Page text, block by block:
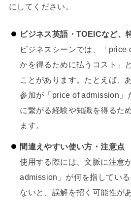
にしてください。
ビジネス英語・TOEICなど、
ビジネスシーンでは、「
かを得るために払うコスト」
ことがあります。たとえば、
参加が「price of admission」
に繋がる経験や知識を得るた
ます。
間違えやすい使い方・注意点
使用する際には、文脈に注意
admission」が何を指してい
ないと、誤解を招く可能性が